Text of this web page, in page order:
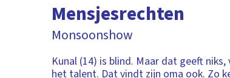
Mensjesrechten
Monsoonshow
Kunal (14) is blind. Maar dat geeft
het talent. Dat vindt zijn oma ook. Zo